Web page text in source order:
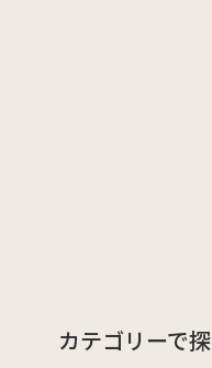
カテゴリーで